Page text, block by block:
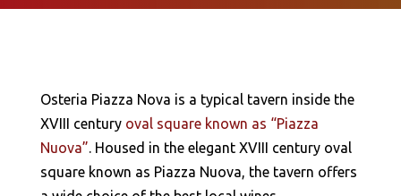
Osteria Piazza Nova is a typical tavern inside the
XVIII century oval square known as “Piazza
Nuova”. Housed in the elegant XVIII century oval
square known as Piazza Nuova, the tavern offers